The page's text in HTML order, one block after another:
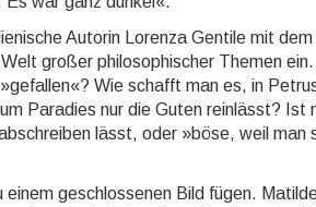
Auto­rin Lo­ren­za Gen­tile mit
gro­ßer philo­so­phi­scher Themen
Wie schafft man es, in
Pa­ra­dies nur die Guten rein­lässt? Ist
lässt, oder »böse, weil man
ge­schlos­se­nen Bild fügen.